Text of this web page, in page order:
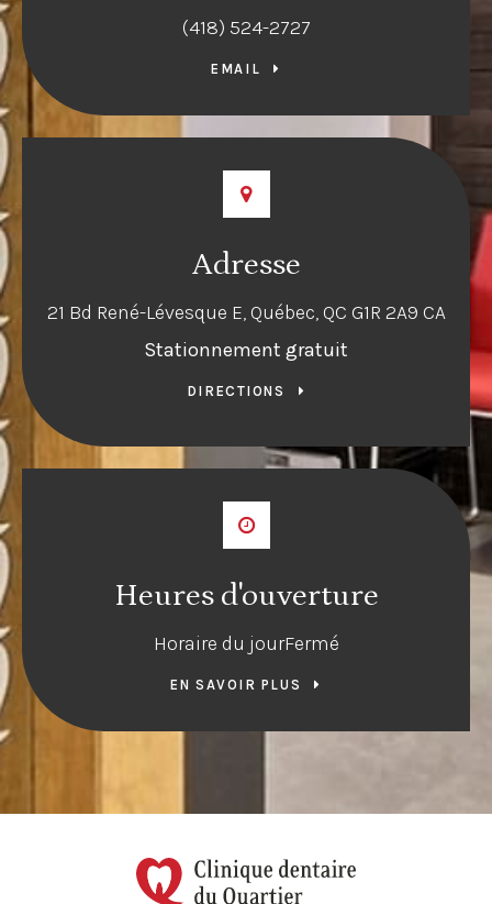
(418) 524-2727
EMAIL
Adresse
21 Bd René-Lévesque E Québec QC G1R 2A9 CA
Stationnement gratuit
DIRECTIONS
Heures d'ouverture
Horaire du jourFermé
EN SAVOIR PLUS